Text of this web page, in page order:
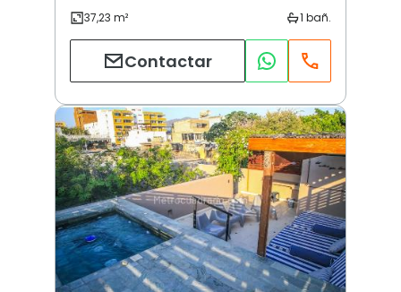
Contactar